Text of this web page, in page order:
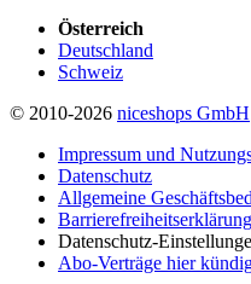
Österreich
Deutschland
Schweiz
© 2010-2026 niceshops GmbH
Impressum und
Datenschutz
Allgemeine
Barrierefreiheitserklärung
Datenschutz-
Abo-Verträge hier